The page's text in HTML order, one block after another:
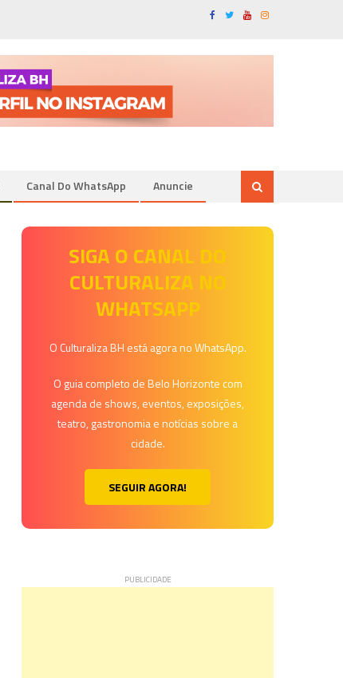
Canal Do WhatsApp Anuncie
SIGA O CANAL DO
CULTURALIZA NO
WHATSAPP
O Culturaliza BH está agora no WhatsApp.
O guia completo de Belo Horizonte com
agenda de shows, eventos, exposições,
teatro, gastronomia e notícias sobre a
cidade.
SEGUIR AGORA!